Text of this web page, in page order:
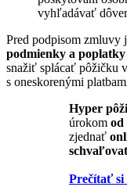
vyhľadávať
Pred podpisom zmluvy
podmienky a poplatky
snažiť splácať pôžičku
s oneskorenými
Hyper
úrokom od
zjednať
Prečítať si